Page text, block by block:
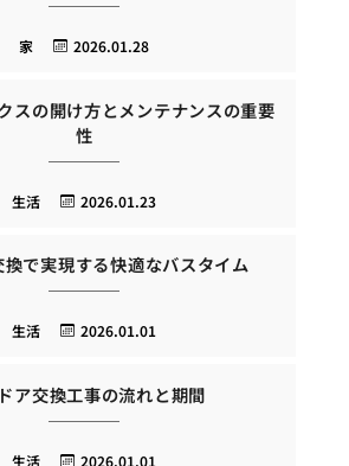
2026.01.28
家
スの開け方とメンテナンスの重要
性
2026.01.23
生活
で実現する快適なバスタイム
2026.01.01
生活
ア交換工事の流れと期間
2026.01.01
生活